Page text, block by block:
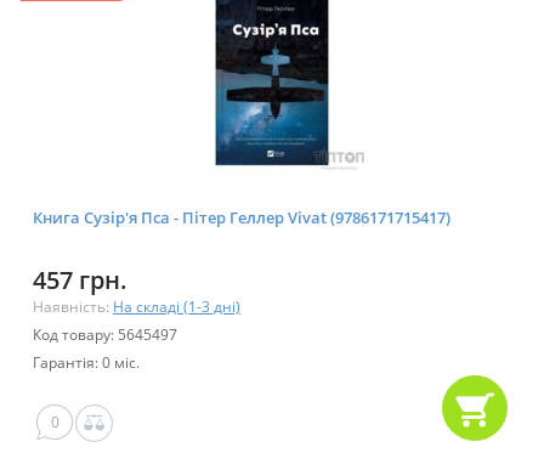
Книга Сузір'я Пса - Пітер Геллер Vivat (9786171715417)
457 грн.
Наявність: На складі (1-3 дні)
Код товару: 5645497
Гарантія: 0 міс.
0